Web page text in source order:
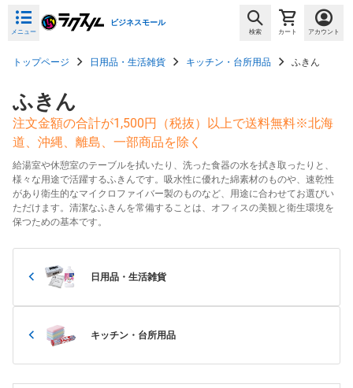
メニュー
ビジネスモール
検索 カート アカウント
トップページ 日用品・生活雑貨 キッチン・台所用品 ふきん
ふきん
注文金額の合計が1,500円（税抜）以上で送料無料※北海
道、沖縄、離島、一部商品を除く
給湯室や休憩室のテーブルを拭いたり、洗った食器の水を拭き取ったりと、
様々な用途で活躍するふきんです。吸水性に優れた綿素材のものや、速乾性
があり衛生的なマイクロファイバー製のものなど、用途に合わせてお選びい
ただけます。清潔なふきんを常備することは、オフィスの美観と衛生環境を
保つための基本です。
日用品・生活雑貨
キッチン・台所用品